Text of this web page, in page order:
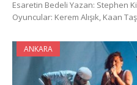
Esaretin Bedeli Yazan: Stephen
Oyuncular: Kerem Alışık, Kaan
ANKARA